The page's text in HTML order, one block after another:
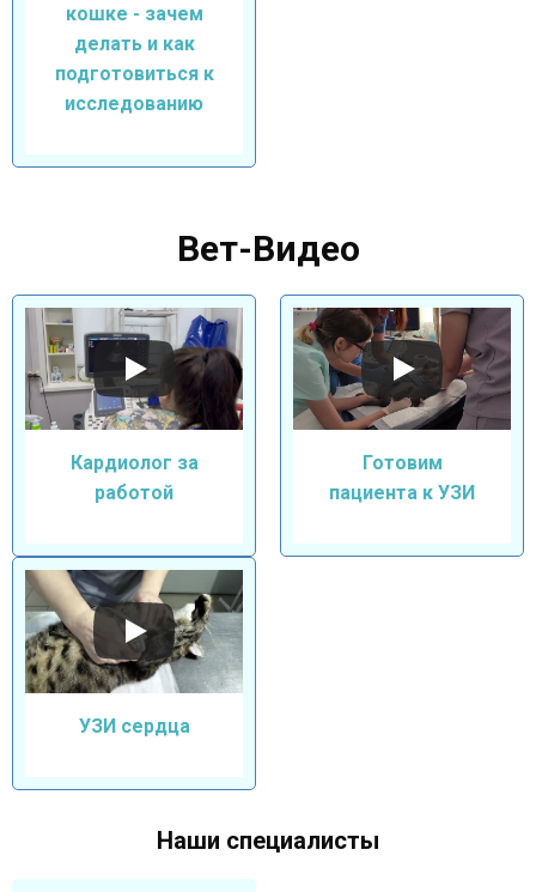
кошке - зачем
делать и как
подготовиться к
исследованию
Вет-Видео
Кардиолог за
работой
Готовим
пациента к УЗИ
УЗИ сердца
Наши специалисты